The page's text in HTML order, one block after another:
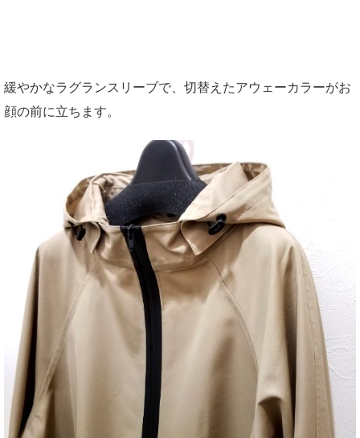
緩やかなラグランスリーブで、切替えたアウェーカラーがお
顔の前に立ちます。